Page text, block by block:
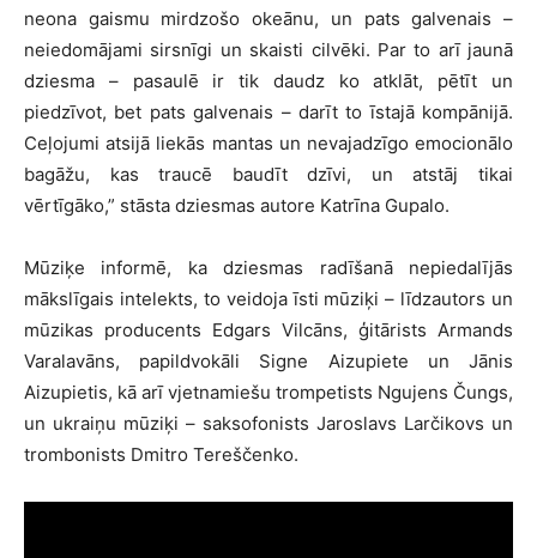
neona gaismu mirdzošo okeānu, un pats galvenais –
neiedomājami sirsnīgi un skaisti cilvēki. Par to arī jaunā
dziesma – pasaulē ir tik daudz ko atklāt, pētīt un
piedzīvot, bet pats galvenais – darīt to īstajā kompānijā.
Ceļojumi atsijā liekās mantas un nevajadzīgo emocionālo
bagāžu, kas traucē baudīt dzīvi, un atstāj tikai
vērtīgāko,” stāsta dziesmas autore Katrīna Gupalo.
Mūziķe informē, ka dziesmas radīšanā nepiedalījās
mākslīgais intelekts, to veidoja īsti mūziķi – līdzautors un
mūzikas producents Edgars Vilcāns, ģitārists Armands
Varalavāns, papildvokāli Signe Aizupiete un Jānis
Aizupietis, kā arī vjetnamiešu trompetists Ngujens Čungs,
un ukraiņu mūziķi – saksofonists Jaroslavs Larčikovs un
trombonists Dmitro Tereščenko.